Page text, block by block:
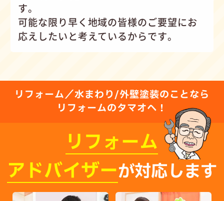
す。
可能な限り早く地域の皆様のご要望にお
応えしたいと考えているからです。
リフォーム／水まわり/外壁塗装のことなら
リフォームのタマオへ！
リフォーム
アドバイザーが対応します